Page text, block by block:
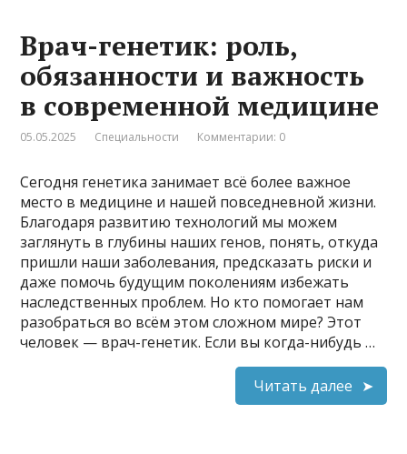
Врач-генетик: роль,
обязанности и важность
в современной медицине
05.05.2025 Специальности Комментарии: 0
Сегодня генетика занимает всё более важное
место в медицине и нашей повседневной жизни.
Благодаря развитию технологий мы можем
заглянуть в глубины наших генов, понять, откуда
пришли наши заболевания, предсказать риски и
даже помочь будущим поколениям избежать
наследственных проблем. Но кто помогает нам
разобраться во всём этом сложном мире? Этот
человек — врач-генетик. Если вы когда-нибудь …
Читать далее